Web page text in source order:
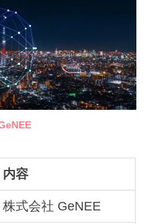
内容
株式会社 GeNEE